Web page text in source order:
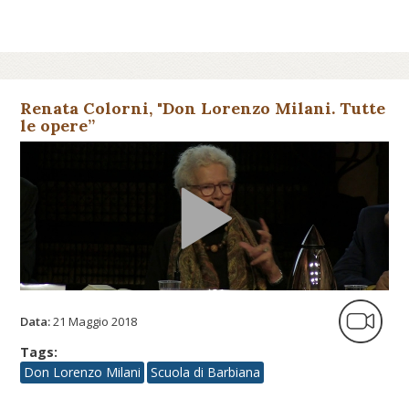
Renata Colorni, "Don Lorenzo Milani. Tutte
le opere”
Data:21 Maggio 2018
Tags:
Don Lorenzo Milani
Scuola di Barbiana